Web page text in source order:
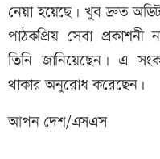
নেয়া হয়েছে। খুব দ্রুত
পাঠকপ্রিয় সেবা
তিনি জানিয়েছেন। এ
থাকার অনুরোধ করেছেন।
আপন দেশ/এসএস